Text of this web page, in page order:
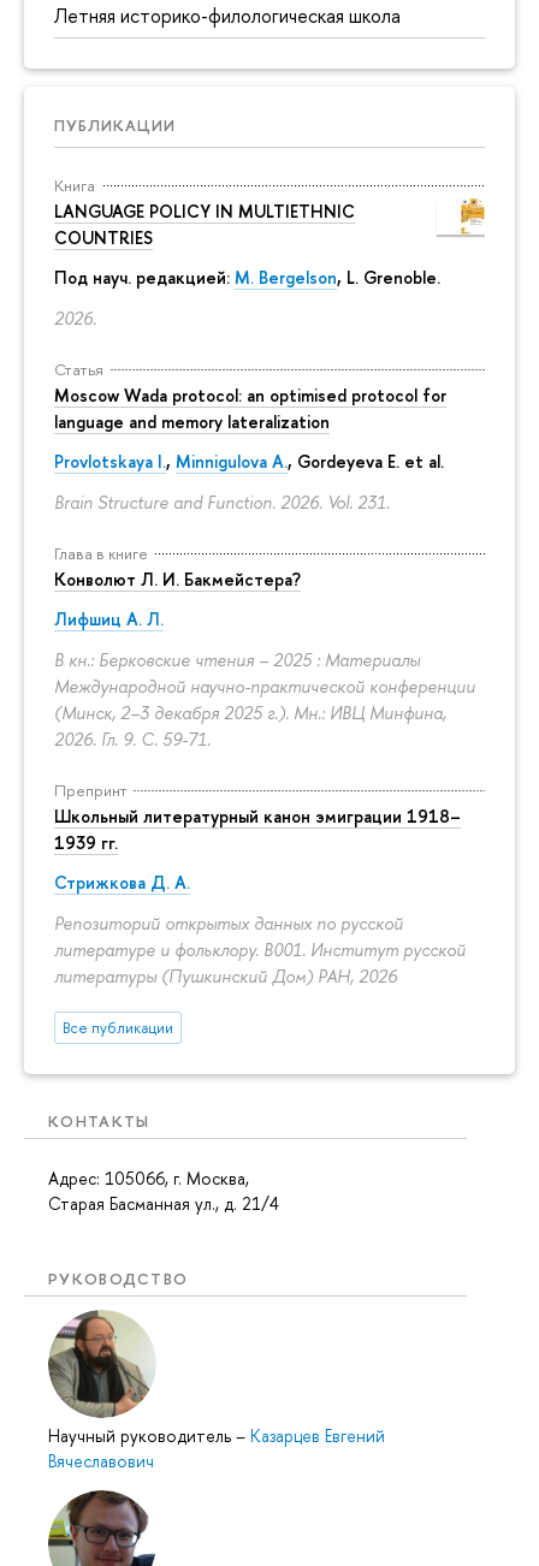
Летняя историко-филологическая школа
ПУБЛИКАЦИИ
Книга
LANGUAGE POLICY IN MULTIETHNIC
COUNTRIES
Под науч. редакцией: M. Bergelson, L. Grenoble.
2026.
Статья
Moscow Wada protocol: an optimised protocol for
language and memory lateralization
Provlotskaya I., Minnigulova A., Gordeyeva E. et al.
Brain Structure and Function. 2026. Vol. 231.
Глава в книге
Конволют Л. И. Бакмейстера?
Лифшиц А. Л.
В кн.: Берковские чтения – 2025 : Материалы
Международной научно-практической конференции
(Минск, 2–3 декабря 2025 г.). Мн.: ИВЦ Минфина,
2026. Гл. 9. С. 59-71.
Препринт
Школьный литературный канон эмиграции 1918–
1939 гг.
Стрижкова Д. А.
Репозиторий открытых данных по русской
литературе и фольклору. B001. Институт русской
литературы (Пушкинский Дом) РАН, 2026
Все публикации
КОНТАКТЫ
Адрес: 105066, г. Москва,
Старая Басманная ул., д. 21/4
РУКОВОДСТВО
Научный руководитель – Казарцев Евгений
Вячеславович